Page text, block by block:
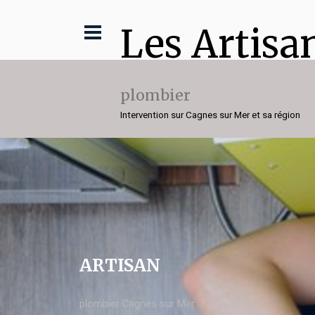
Les
plombier
Intervention sur Cagnes sur Mer et sa région
ARTISAN
plombier Cagnes sur Mer